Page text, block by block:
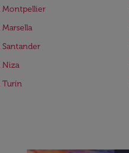
Montpellier
Niza
Turín